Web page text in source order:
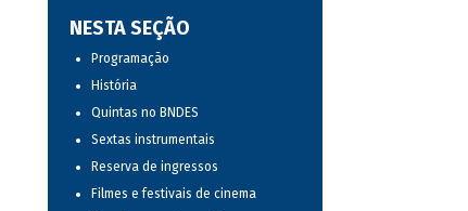
NESTA SEÇÃO
Programação
História
Quintas no BNDES
Sextas instrumentais
Reserva de ingressos
Filmes e festivais de cinema